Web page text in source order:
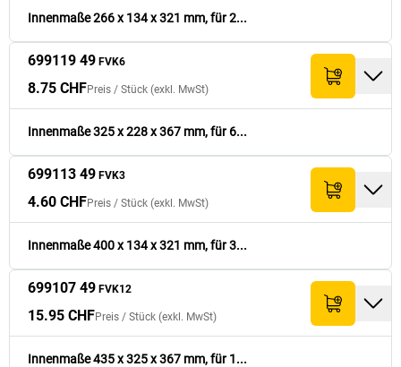
699113 49 FVK3
4.60 CHF
699107 49 FVK12 435x325x367 12
15.95 CHF 319.- CHF
Innenmaße 266 x 134 x 321 mm, für 2...
699119 49 FVK6
8.75 CHFPreis / Stück (exkl. MwSt)
Innenmaße 325 x 228 x 367 mm, für 6...
699113 49 FVK3
4.60 CHFPreis / Stück (exkl. MwSt)
Innenmaße 400 x 134 x 321 mm, für 3...
699107 49 FVK12
15.95 CHFPreis / Stück (exkl. MwSt)
Innenmaße 435 x 325 x 367 mm, für 1...